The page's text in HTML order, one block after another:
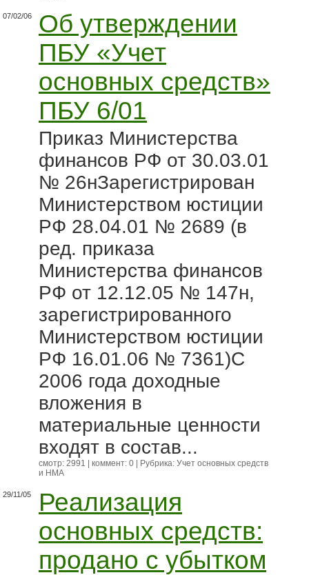
07/02/06
Об утверждении
ПБУ «Учет
основных средств»
ПБУ 6/01
Приказ Министерства
финансов РФ от 30.03.01
№ 26нЗарегистрирован
Министерством юстиции
РФ 28.04.01 № 2689 (в
ред. приказа
Министерства финансов
РФ от 12.12.05 № 147н,
зарегистрированного
Министерством юстиции
РФ 16.01.06 № 7361)С
2006 года доходные
вложения в
материальные ценности
входят в состав...
смотр: 2991 | коммент: 0 | Рубрика: Учет основных средств
и НМА
29/11/05
Реализация
основных средств:
продано с убытком